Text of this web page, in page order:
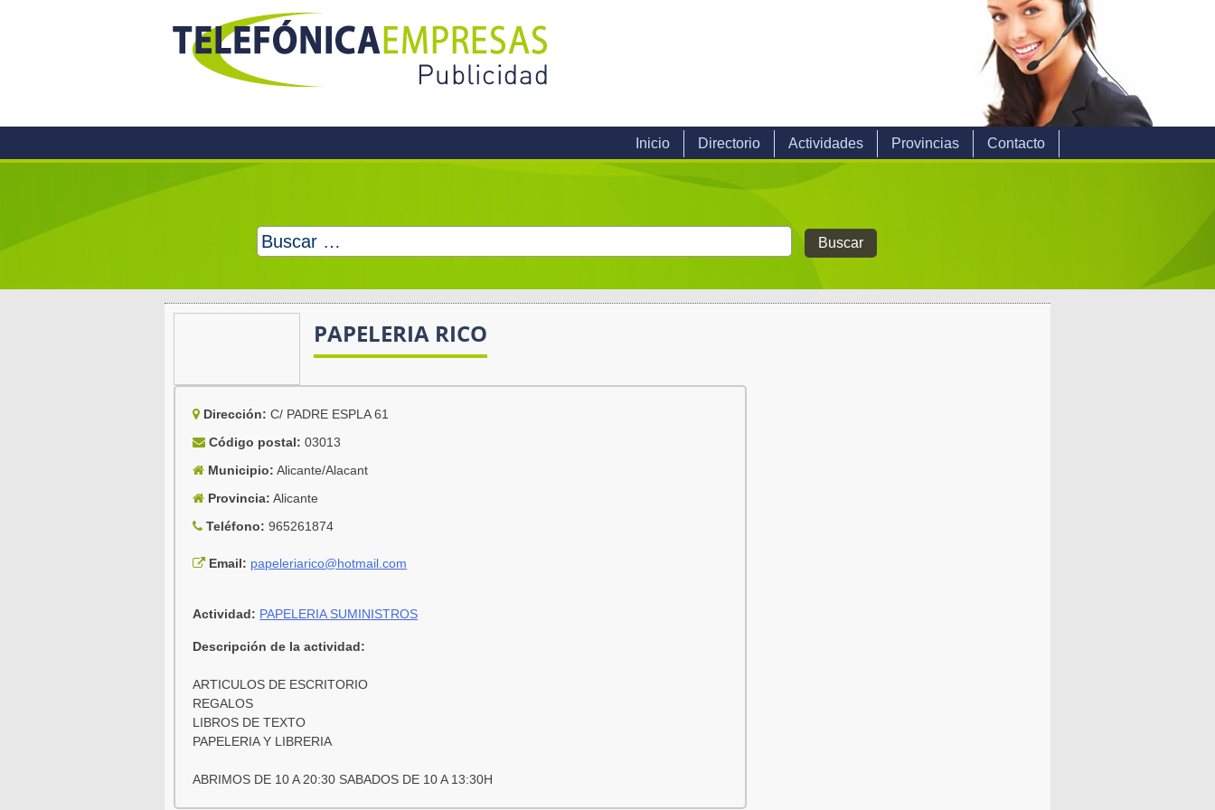
Inicio Directorio Actividades Provincias Contacto
Buscar:
PAPELERIA RICO
Dirección: C/ PADRE ESPLA 61
Código postal: 03013
Municipio: Alicante/Alacant
Provincia: Alicante
Teléfono: 965261874
Email: papeleriarico@hotmail.com
Actividad: PAPELERIA SUMINISTROS
Descripción de la actividad:
ARTICULOS DE ESCRITORIO
REGALOS
LIBROS DE TEXTO
PAPELERIA Y LIBRERIA
ABRIMOS DE 10 A 20:30 SABADOS DE 10 A 13:30H